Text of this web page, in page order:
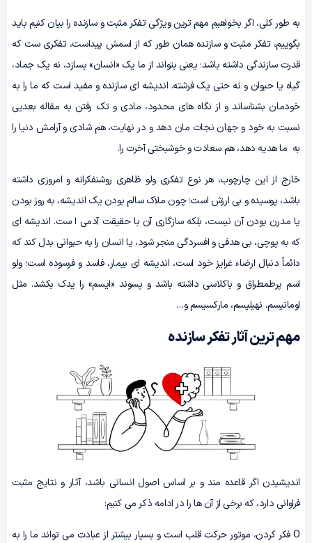
به طور کلی، اگر بخواهیم مهم ترین ویژگی تفکر مثبت و سازنده را بیان کنیم باید
بگوییم، تفکر مثبت و سازنده همان طور که از اسمش پیداست، تفکری ست که
قدرت سازندگی داشته باشد؛ یعنی بتواند از ما یک «انسان» بسازد، نه یک جماد،
گیاه یا حیوان و نه حتی یک فرشته. اندیشه ای سازنده و مفید است که ما را به
خودمان بشناساند و از نگاه های محدود، مادی و تک رفتن به مقاله بعدیی
نسبت به خود و جهان نجات مان دهد و در نهایت، هم شادی و آرامش دنیا را
به ما هدیه دهد، هم سعادت و خوشبختی آخرت را.
خارج از این چارچوب، هر نوع تفکری ولو ظاهری روشنفکرانه و امروزی داشته
باشد، پوسیده و بی ارزش است؛ چون ملاک سالم بودن یک اندیشه، به روز بودن
یا مدرن بودن آن نیست، بلکه سازگاری آن با حقیقت آدمی ا ست. اندیشه ای
که به پوچی، بی هدفی و افسردگی منجر شود، یا انسان را به حیوانی بدل کند که
دائماً دنبال ارضاء غرایز خود است، اندیشه ای بیمار، فاسد و فرسوده است؛ ولو
اسم پرطمطراق و باکلاسی داشته باشد و پسوند «ایسم» را یدک بکشد. مثل
اومانیسم، نهیلیسم، مارکسیسم و…
مهم ترین آثار تفکر سازنده
اندیشیدن اگر قاعده مند و بر اساس اصول انسانی باشد، آثار و نتایج مثبت
فراوانی دارد، که برخی از آن ها را در ادامه ذکر می کنیم:
O فکر کردن، موتور حرکت قلب است و بسیار بیشتر از عبادت می تواند ما را به